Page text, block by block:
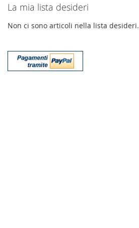
La mia lista desideri
Non ci sono articoli nella lista desideri.